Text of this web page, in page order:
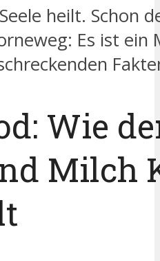
heilt. Schon
Es ist ein
Wie
Milch